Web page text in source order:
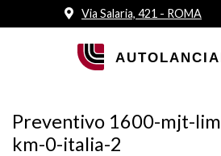
Via Salaria, 421 - ROMA
Preventivo 1600-mjt-
km-0-italia-2